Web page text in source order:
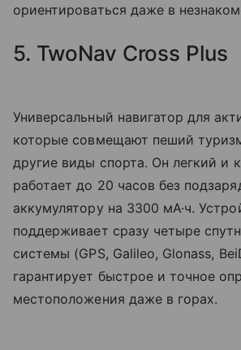
ориентироваться даже в
5. TwoNav Cross Plus
Универсальный навигатор для
которые совмещают пеший
другие виды спорта. Он легкий и
работает до 20 часов без
аккумулятору на 3300 мА·ч.
поддерживает сразу четыре
системы (GPS, Galileo, Glonass,
гарантирует быстрое и точное
местоположения даже в горах.